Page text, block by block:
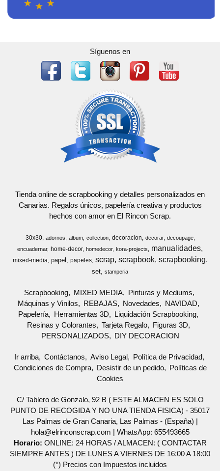
Síguenos en
Tienda online de scrapbooking y detalles personalizados en
Canarias. Regalos únicos, papelería creativa y productos
hechos con amor en El Rincon Scrap.
30x30 adornos album collection decoracion decorar
decoupage
encuadernar
home-decor homedecor kora-projects manualidades
mixed-media papel papeles scrap scrapbook scrapbooking
set stamperia
Scrapbooking MIXED MEDIA
Pinturas y Mediums
Máquinas y Vinilos
REBAJAS Novedades
NAVIDAD
Papelería
Herramientas 3D
Liquidación Scrapbooking
Resinas y Colorantes
Tarjeta Regalo
Figuras 3D
PERSONALIZADOS
DIY DECORACION
Ir arriba Contáctanos Aviso Legal
Política de Privacidad
Condiciones de Compra
Desistir de un pedido
Políticas de
Cookies
C/ Tablero de Gonzalo, 92 B ( ESTE ALMACEN ES SOLO
PUNTO DE RECOGIDA Y NO UNA TIENDA FISICA) - 35017
Las Palmas de Gran Canaria, Las Palmas - (España) |
hola@elrinconscrap.com | WhatsApp: 655493665
Horario: ONLINE: 24 HORAS / ALMACEN: ( CONTACTAR
SIEMPRE ANTES ) DE LUNES A VIERNES DE 16:00 A 18:00
(*) Precios con Impuestos incluidos